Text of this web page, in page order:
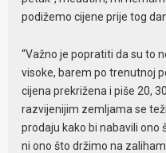
podižemo cijene prije tog
“Važno je popratiti da su to
visoke, barem po trenutnoj
cijena prekrižena i piše 20,
razvijenijim zemljama se
prodaju kako bi nabavili ono
ni ono što držimo na